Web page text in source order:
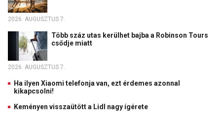
2026. AUGUSZTUS 7.
Több száz utas kerülhet bajba a Robinson Tours
csődje miatt
2026. AUGUSZTUS 7.
Ha ilyen Xiaomi telefonja van, ezt érdemes azonnal
kikapcsolni!
Keményen visszaütött a Lidl nagy ígérete